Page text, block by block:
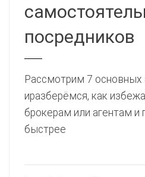
посредников
Рассмотрим 7 основных
иразберёмся, как
брокерам или агентам и
быстрее